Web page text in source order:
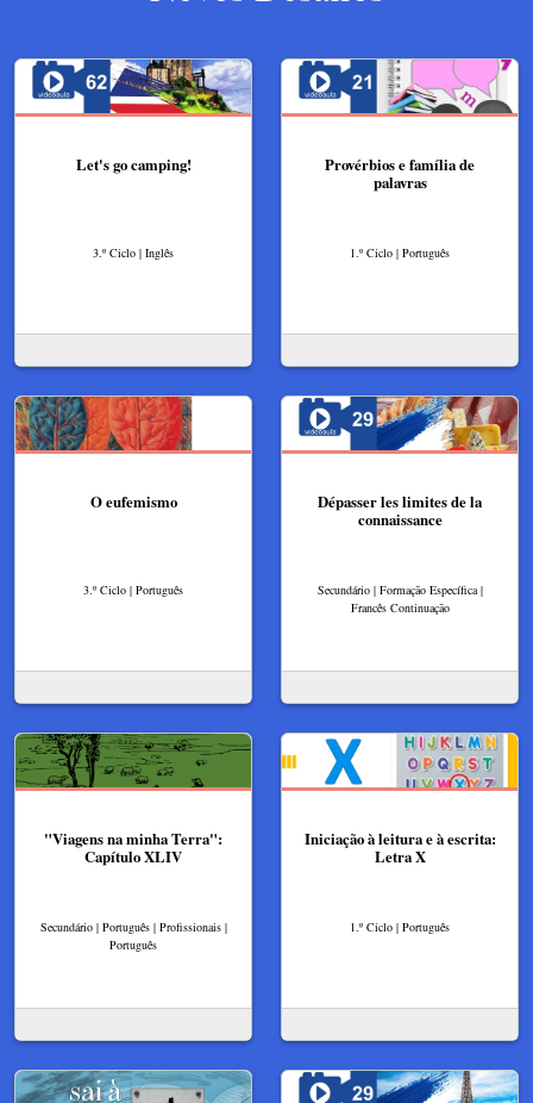
Let's go camping!
3.º Ciclo | Inglês
Provérbios e família de
palavras
1.º Ciclo | Português
O eufemismo
3.º Ciclo | Português
Dépasser les limites de la
connaissance
Secundário | Formação Específica |
Francês Continuação
"Viagens na minha Terra":
Capítulo XLIV
Secundário | Português | Profissionais |
Português
Iniciação à leitura e à escrita:
Letra X
1.º Ciclo | Português